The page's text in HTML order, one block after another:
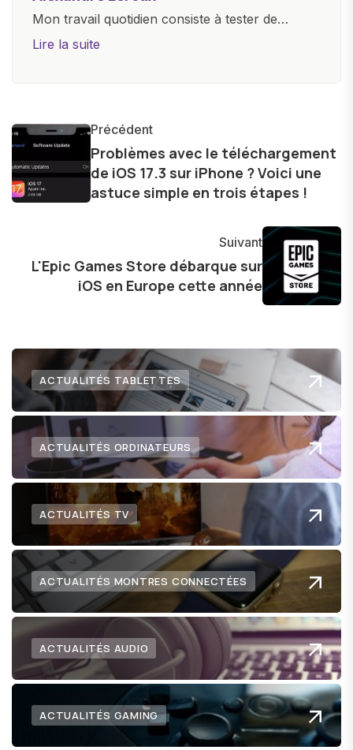
Mon travail quotidien consiste à tester de
nouveaux appareils, à rédiger des critiques
informations précises et pertinentes pour aider
les consommateurs à comprendre et à naviguer
dans le paysage technologique en constante
évolution.
Lire la suite
Précédent
Problèmes avec le téléchargement
de iOS 17.3 sur iPhone ? Voici une
astuce simple en trois étapes !
Suivant
L'Epic Games Store débarque sur
iOS en Europe cette année
ACTUALITÉS TABLETTES
ACTUALITÉS ORDINATEURS
ACTUALITÉS TV
ACTUALITÉS MONTRES CONNECTÉES
ACTUALITÉS AUDIO
ACTUALITÉS GAMING